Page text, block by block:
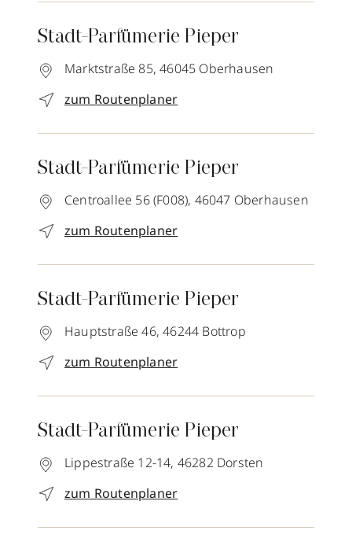
Stadt-Parfümerie Pieper
Marktstraße 85, 46045 Oberhausen
zum Routenplaner
Stadt-Parfümerie Pieper
Centroallee 56 (F008), 46047 Oberhausen
zum Routenplaner
Stadt-Parfümerie Pieper
Hauptstraße 46, 46244 Bottrop
zum Routenplaner
Stadt-Parfümerie Pieper
Lippestraße 12-14, 46282 Dorsten
zum Routenplaner